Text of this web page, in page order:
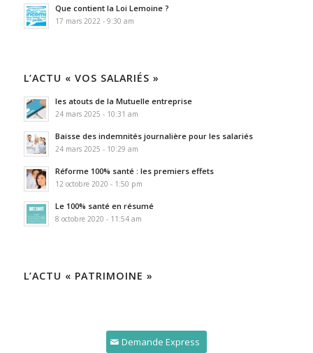
Que contient la Loi Lemoine ?
17 mars 2022 - 9:30 am
L’ACTU « VOS SALARIÉS »
les atouts de la Mutuelle entreprise
24 mars 2025 - 10:31 am
Baisse des indemnités journalière pour les salariés
24 mars 2025 - 10:29 am
Réforme 100% santé : les premiers effets
12 octobre 2020 - 1:50 pm
Le 100% santé en résumé
8 octobre 2020 - 11:54 am
L’ACTU « PATRIMOINE »
Demande Express